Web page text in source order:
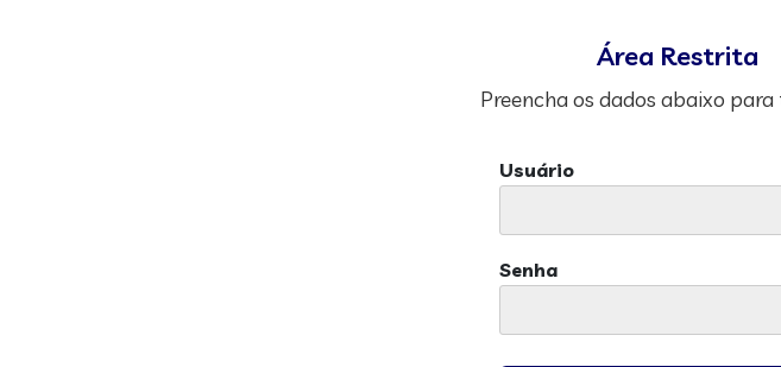
Área Restrita
Preencha os dados abaixo para
Usuário
Senha